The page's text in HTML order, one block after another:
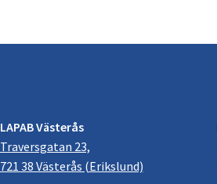
LAPAB Västerås
Traversgatan 23,
721 38 Västerås (Erikslund)